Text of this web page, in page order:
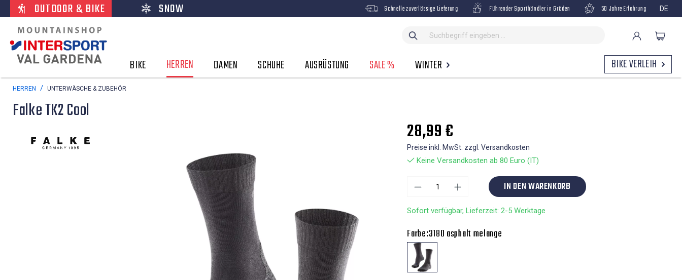
OUTDOOR & BIKE SNOW Schnelle zuverlässige Lieferung Führender Sporthändler in Gröden 50 Jahre Erfahrung DE
BIKE HERREN DAMEN SCHUHE AUSRÜSTUNG SALE % WINTER BIKE VERLEIH
HERREN UNTERWÄSCHE & ZUBEHÖR
Falke TK2 Cool
28,99 €
Preise inkl. MwSt. zzgl. Versandkosten
Keine Versandkosten ab 80 Euro (IT)
IN DEN WARENKORB
Sofort verfügbar, Lieferzeit: 2-5 Werktage
Farbe:3180 asphalt melange